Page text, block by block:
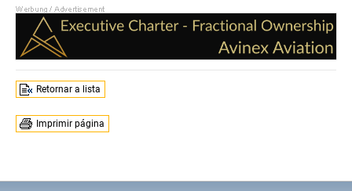
Retornar a lista
Imprimir página